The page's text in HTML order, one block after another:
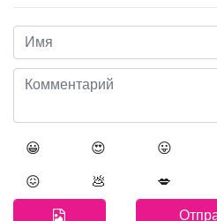
😀 😍 😛
😖 💩 💋